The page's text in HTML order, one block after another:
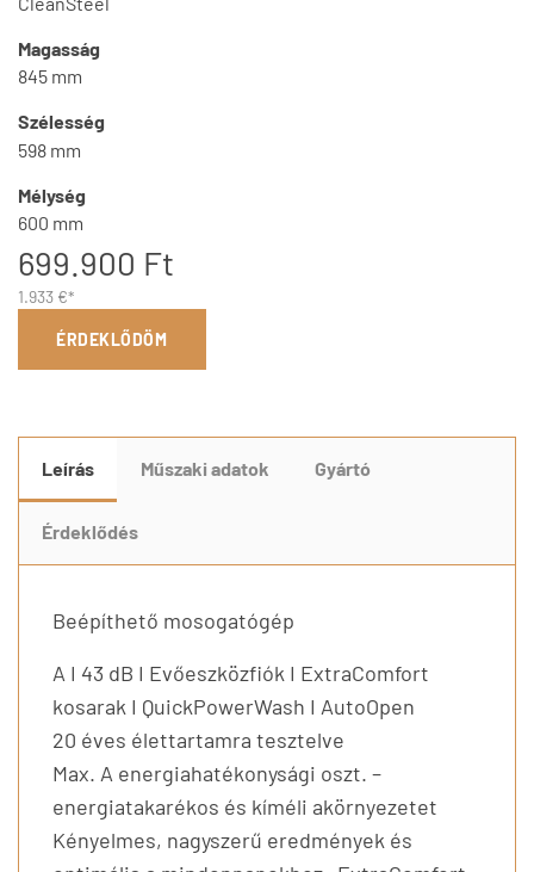
Magasság
845 mm
Szélesség
598 mm
Mélység
600 mm
699.900 Ft
1.933 €*
ÉRDEKLŐDÖM
Leírás Műszaki adatok Gyártó
Érdeklődés
Beépíthető mosogatógép
A I 43 dB I Evőeszközfiók I ExtraComfort
kosarak I QuickPowerWash I AutoOpen
20 éves élettartamra tesztelve
Max. A energiahatékonysági oszt. –
energiatakarékos és kíméli akörnyezetet
Kényelmes, nagyszerű eredmények és